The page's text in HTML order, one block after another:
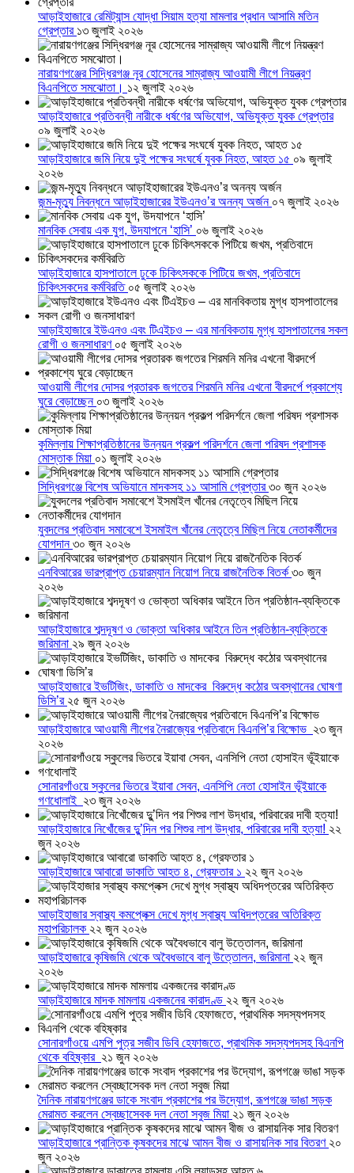
আড়াইহাজারে রেমিট্যান্স যোদ্ধা সিয়াম হত্যা মামলার প্রধান আসামি মতিন
গ্রেপ্তার ১৩ জুলাই ২০২৬
নারায়ণগঞ্জের সিদ্ধিরগঞ্জ নূর হোসেনের সাম্রাজ্য আওয়ামী লীগে নিয়ন্ত্রণ
বিএনপিতে সমঝোতা। ১২ জুলাই ২০২৬
আড়াইহাজারে প্রতিবন্ধী নারীকে ধর্ষণের অভিযোগ, অভিযুক্ত যুবক গ্রেপ্তার
০৯ জুলাই ২০২৬
আড়াইহাজারে জমি নিয়ে দুই পক্ষের সংঘর্ষে যুবক নিহত, আহত ১৫ ০৯ জুলাই
২০২৬
জন্ম-মৃত্যু নিবন্ধনে আড়াইহাজারের ইউএনও’র অনন্য অর্জন ০৭ জুলাই ২০২৬
মানবিক সেবায় এক যুগ, উদযাপনে ‘হাসি’ ০৬ জুলাই ২০২৬
আড়াইহাজারে হাসপাতালে ঢুকে চিকিৎসককে পিটিয়ে জখম, প্রতিবাদে
চিকিৎসকদের কর্মবিরতি ০৫ জুলাই ২০২৬
আড়াইহাজারে ইউএনও এবং টিএইচও – এর মানবিকতায় মুগ্ধ হাসপাতালের সকল
রোগী ও জনসাধারণ ০৫ জুলাই ২০২৬
আওয়ামী লীগের দোসর প্রতারক জগতের শিরমনি মনির এখনো বীরদর্পে প্রকাশ্যে
ঘুরে বেড়াচ্ছেন ০৩ জুলাই ২০২৬
কুমিল্লায় শিক্ষাপ্রতিষ্ঠানের উন্নয়ন প্রকল্প পরিদর্শনে জেলা পরিষদ প্রশাসক
মোস্তাক মিয়া ০১ জুলাই ২০২৬
সিদ্ধিরগঞ্জে বিশেষ অভিযানে মাদকসহ ১১ আসামি গ্রেপ্তার৩০ জুন ২০২৬
যুবদলের প্রতিবাদ সমাবেশে ইসমাইল খাঁনের নেতৃত্বে মিছিল নিয়ে নেতাকর্মীদের
যোগদান৩০ জুন ২০২৬
এনবিআরের ভারপ্রাপ্ত চেয়ারম্যান নিয়োগ নিয়ে রাজনৈতিক বিতর্ক ৩০ জুন
২০২৬
আড়াইহাজারে শব্দদূষণ ও ভোক্তা অধিকার আইনে তিন প্রতিষ্ঠান-ব্যক্তিকে
জরিমানা ২৯ জুন ২০২৬
আড়াইহাজারে ইভটিজিং, ডাকাতি ও মাদকের বিরুদ্ধে কঠোর অবস্থানের ঘোষণা
ডিসি’র ২৫ জুন ২০২৬
আড়াইহাজারে আওয়ামী লীগের নৈরাজ্যের প্রতিবাদে বিএনপি’র বিক্ষোভ ২৩ জুন
২০২৬
সোনারগাঁওয়ে স্কুলের ভিতরে ইয়াবা সেবন, এনসিপি নেতা হোসাইন ভূঁইয়াকে
গণধোলাই ২৩ জুন ২০২৬
আড়াইহাজারে নিখোঁজের দুু’দিন পর শিশুর লাশ উদ্ধার, পরিবারের দাবী হত্যা! ২২
জুন ২০২৬
আড়াইহাজারে আবারো ডাকাতি আহত ৪, গ্রেফতার ১ ২২ জুন ২০২৬
আড়াইহাজার স্বাস্থ্য কমপ্লেক্স দেখে মুগ্ধ স্বাস্থ্য অধিদপ্তরের অতিরিক্ত
মহাপরিচালক ২২ জুন ২০২৬
আড়াইহাজারে কৃষিজমি থেকে অবৈধভাবে বালু উত্তোলন, জরিমানা ২২ জুন
২০২৬
আড়াইহাজারে মাদক মামলায় একজনের কারাদণ্ড ২২ জুন ২০২৬
সোনারগাঁওয়ে এমপি পুত্র সজীব ডিবি হেফাজতে, প্রাথমিক সদস্যপদসহ বিএনপি
থেকে বহিষ্কার ২১ জুন ২০২৬
দৈনিক নারায়ণগঞ্জের ডাকে সংবাদ প্রকাশের পর উদ্যোগ, রূপগঞ্জে ভাঙা সড়ক
মেরামত করলেন স্বেচ্ছাসেবক দল নেতা সবুজ মিয়া ২১ জুন ২০২৬
আড়াইহাজারে প্রান্তিক কৃষকদের মাঝে আমন বীজ ও রাসায়নিক সার বিতরণ ২০
জুন ২০২৬